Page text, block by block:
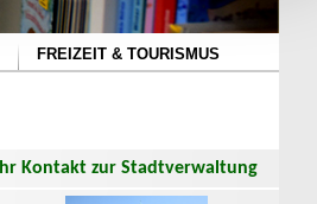
FREIZEIT & TOURISMUS
Ihr Kontakt zur Stadtverwaltung